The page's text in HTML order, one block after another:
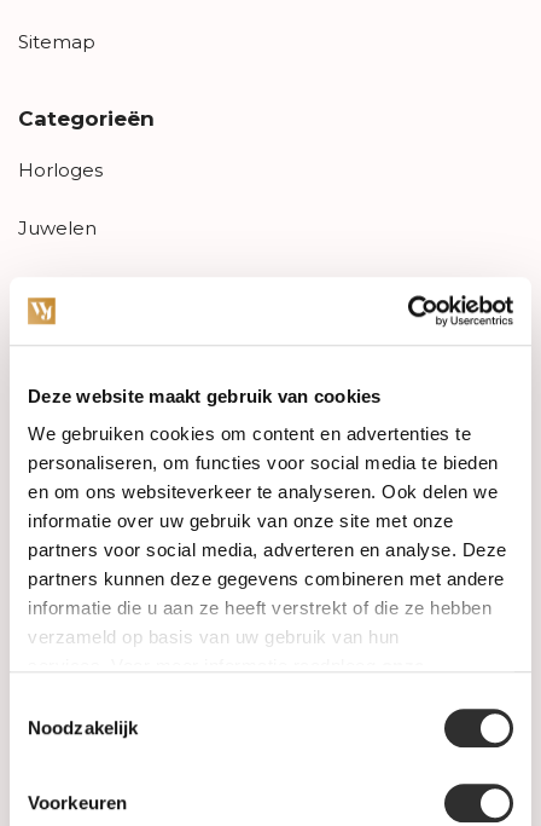
Deze website maakt gebruik van cookies
We gebruiken cookies om content en advertenties te
personaliseren, om functies voor social media te bieden
en om ons websiteverkeer te analyseren. Ook delen we
informatie over uw gebruik van onze site met onze
partners voor social media, adverteren en analyse. Deze
partners kunnen deze gegevens combineren met andere
informatie die u aan ze heeft verstrekt of die ze hebben
verzameld op basis van uw gebruik van hun
Noodzakelijk
Voorkeuren
Sitemap
Categorieën
Horloges
Juwelen
PRE-OWNED
Luxe Accessoires
Informatie
Heren Sieraden
SALE